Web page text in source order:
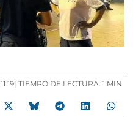
11:19| TIEMPO DE LECTURA: 1 MIN.